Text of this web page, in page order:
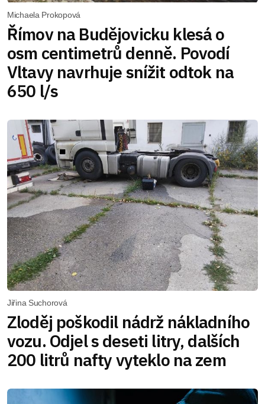
Michaela Prokopová
Římov na Budějovicku klesá o
osm centimetrů denně. Povodí
Vltavy navrhuje snížit odtok na
650 l/s
Jiřina Suchorová
Zloděj poškodil nádrž nákladního
vozu. Odjel s deseti litry, dalších
200 litrů nafty vyteklo na zem